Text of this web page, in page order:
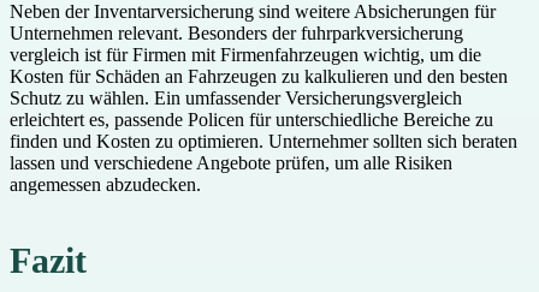
Neben der Inventarversicherung sind weitere Absicherungen für
Unternehmen relevant. Besonders der fuhrparkversicherung
vergleich ist für Firmen mit Firmenfahrzeugen wichtig, um die
Kosten für Schäden an Fahrzeugen zu kalkulieren und den besten
Schutz zu wählen. Ein umfassender Versicherungsvergleich
erleichtert es, passende Policen für unterschiedliche Bereiche zu
finden und Kosten zu optimieren. Unternehmer sollten sich beraten
lassen und verschiedene Angebote prüfen, um alle Risiken
angemessen abzudecken.
Fazit